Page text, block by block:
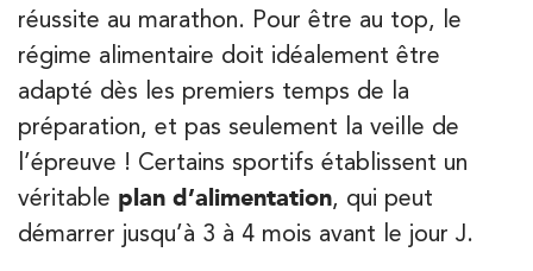
réussite au marathon. Pour être au top, le
régime alimentaire doit idéalement être
adapté dès les premiers temps de la
préparation, et pas seulement la veille de
l’épreuve ! Certains sportifs établissent un
véritable plan d’alimentation, qui peut
démarrer jusqu’à 3 à 4 mois avant le jour J.
APPELEZ UN INSTITUT IK
APPELEZ UN INSTITUT IK
74 Bd Haussmann 75008 Paris
01 44 71 93 74
PRENEZ RDV SUR
PRENEZ RDV SUR
IK Morangis – 91
Kinésithérapie Balnéothérapie